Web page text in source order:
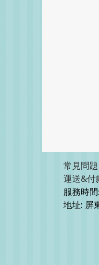
常見問題
運送&付
服務時間
地址: 屏